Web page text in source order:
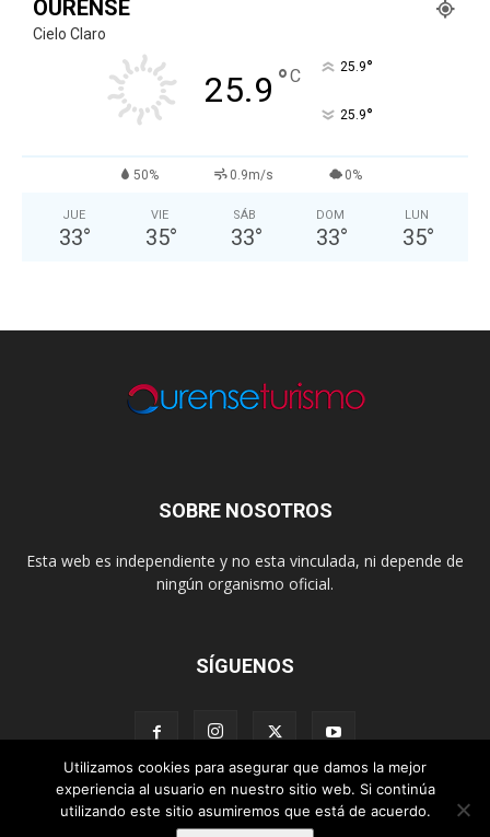
OURENSE
Cielo Claro
25.9 °C 25.9°
25.9°
50% 0.9m/s 0%
JUE
33°
VIE
35°
SÁB
33°
DOM
33°
LUN
35°
SOBRE NOSOTROS
Esta web es independiente y no esta vinculada, ni depende de
ningún organismo oficial.
SÍGUENOS
Contacto Sobre esta Web
Utilizamos cookies para asegurar que damos la mejor
experiencia al usuario en nuestro sitio web. Si continúa
utilizando este sitio asumiremos que está de acuerdo.